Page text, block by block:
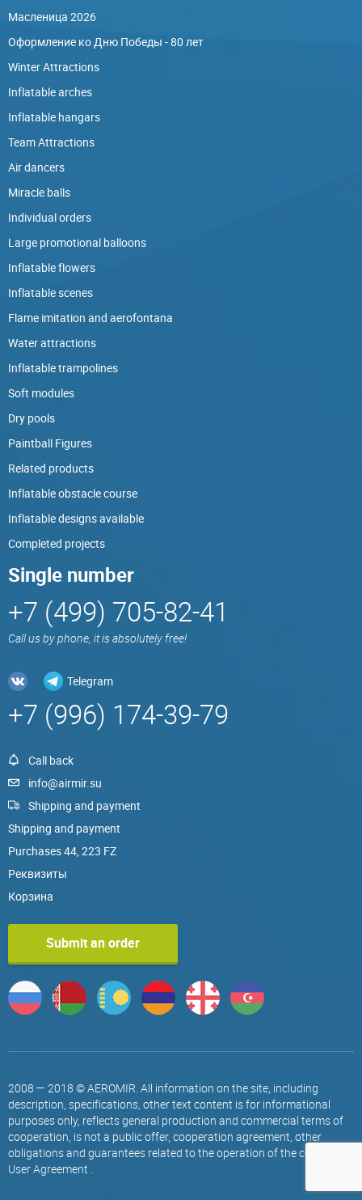
Масленица 2026
Оформление ко Дню Победы - 80 лет
Winter Attractions
Inflatable arches
Inflatable hangars
Team Attractions
Air dancers
Miracle balls
Individual orders
Large promotional balloons
Inflatable flowers
Inflatable scenes
Flame imitation and aerofontana
Water attractions
Inflatable trampolines
Soft modules
Dry pools
Paintball Figures
Related products
Inflatable obstacle course
Inflatable designs available
Completed projects
Single number
+7 (499) 705-82-41
Call us by phone, it is absolutely free!
Telegram
+7 (996) 174-39-79
Call back
info@airmir.su
Shipping and payment
Shipping and payment
Purchases 44, 223 FZ
Реквизиты
Корзина
Submit an order
2008 — 2018 © AEROMIR. All information on the site, including
description, specifications, other text content is for informational
purposes only, reflects general production and commercial terms of
cooperation, is not a public offer, cooperation agreement, other
obligations and guarantees related to the operation of the company.
User Agreement